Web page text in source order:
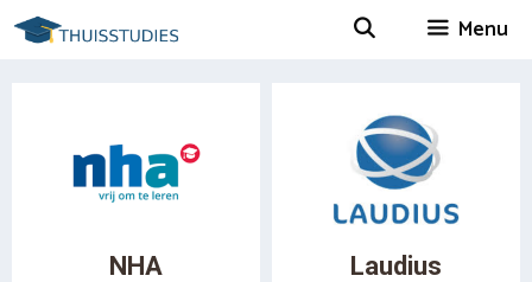
Spring
naar
Menu
NHA Laudius